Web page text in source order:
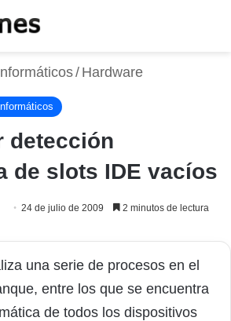
/ Hardware
detección
de slots IDE vacíos
24 de julio de 2009 2 minutos de lectura
una serie de procesos en el
entre los que se encuentra
de todos los dispositivos